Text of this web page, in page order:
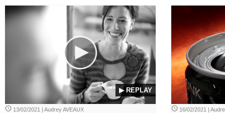
▶ REPLAY
13/02/2021 | Audrey AVEAUX 16/02/2021 |